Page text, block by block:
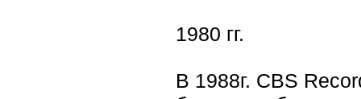
1980 гг.
В 1988г. CBS